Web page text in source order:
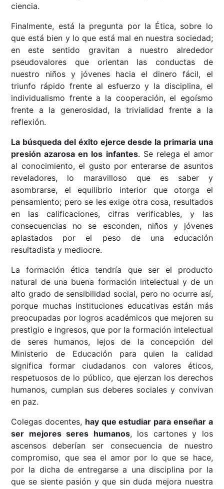
ciencia.
Finalmente, está la pregunta por la Ética, sobre lo
que está bien y lo que está mal en nuestra sociedad;
en este sentido gravitan a nuestro alrededor
pseudovalores que orientan las conductas de
nuestro niños y jóvenes hacia el dinero fácil, el
triunfo rápido frente al esfuerzo y la disciplina, el
individualismo frente a la cooperación, el egoísmo
frente a la generosidad, la trivialidad frente a la
reflexión.
La búsqueda del éxito ejerce desde la primaria una
presión azarosa en los infantes. Se relega el amor
al conocimiento, el gusto por enterarse de asuntos
reveladores, lo maravilloso que es saber y
asombrarse, el equilibrio interior que otorga el
pensamiento; pero se les exige otra cosa, resultados
en las calificaciones, cifras verificables, y las
consecuencias no se esconden, niños y jóvenes
aplastados por el peso de una educación
resultadista y mediocre.
La formación ética tendría que ser el producto
natural de una buena formación intelectual y de un
alto grado de sensibilidad social, pero no ocurre así,
porque muchas instituciones educativas están más
preocupadas por logros académicos que mejoren su
prestigio e ingresos, que por la formación intelectual
de seres humanos, lejos de la concepción del
Ministerio de Educación para quien la calidad
significa formar ciudadanos con valores éticos,
respetuosos de lo público, que ejerzan los derechos
humanos, cumplan sus deberes sociales y convivan
en paz.
Colegas docentes, hay que estudiar para enseñar a
ser mejores seres humanos, los cartones y los
ascensos deberían ser consecuencia de nuestro
compromiso, que sea el amor por lo que se hace,
por la dicha de entregarse a una disciplina por la
que se siente pasión y que sin duda mejora nuestra